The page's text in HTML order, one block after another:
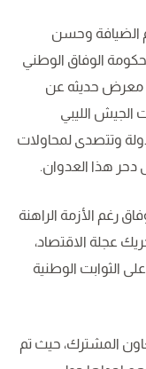
الضيافة وحسن
الوفاق الوطني
معرض حديثه عن
الجيش الليبي
وتتصدى لمحاولات
هذا العدوان.
رغم الأزمة الراهنة
عجلة الاقتصاد،
الثوابت الوطنية
المشترك، حيث تم